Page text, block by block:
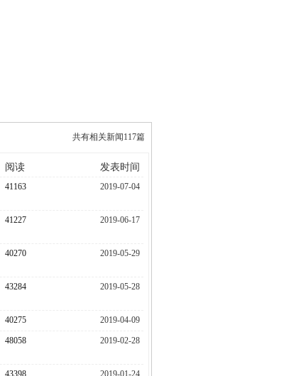
共有相关新闻117篇
发表时间
阅读
2019-07-04
41163
2019-06-17
41227
2019-05-29
40270
2019-05-28
43284
2019-04-09
40275
2019-02-28
48058
2019-01-24
43398